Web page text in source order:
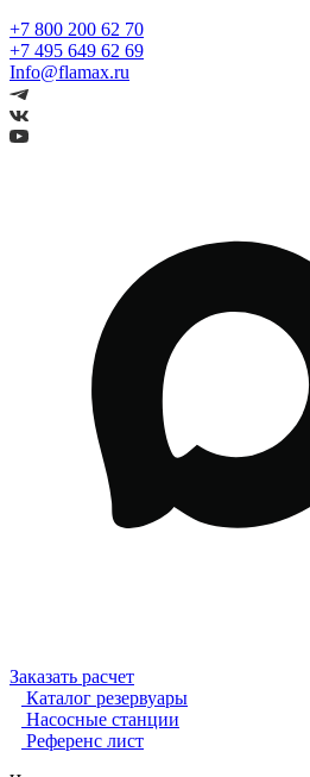
+7 800 200 62 70
+7 495 649 62 69
Info@flamax.ru
Заказать расчет
Каталог резервуары
Насосные станции
Референс лист